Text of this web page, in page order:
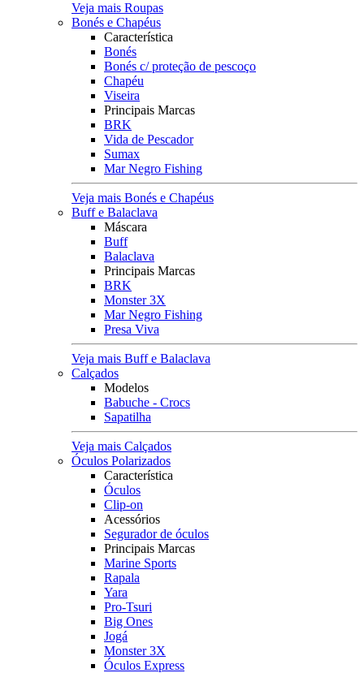
Veja mais Roupas
Bonés e Chapéus
Característica
Bonés
Bonés c/ proteção de pescoço
Chapéu
Viseira
Principais Marcas
BRK
Vida de Pescador
Sumax
Mar Negro Fishing
Veja mais Bonés e Chapéus
Buff e Balaclava
Máscara
Buff
Balaclava
Principais Marcas
BRK
Monster 3X
Mar Negro Fishing
Presa Viva
Veja mais Buff e Balaclava
Calçados
Modelos
Babuche - Crocs
Sapatilha
Veja mais Calçados
Óculos Polarizados
Característica
Óculos
Clip-on
Acessórios
Segurador de óculos
Principais Marcas
Marine Sports
Rapala
Yara
Pro-Tsuri
Big Ones
Jogá
Monster 3X
Óculos Express